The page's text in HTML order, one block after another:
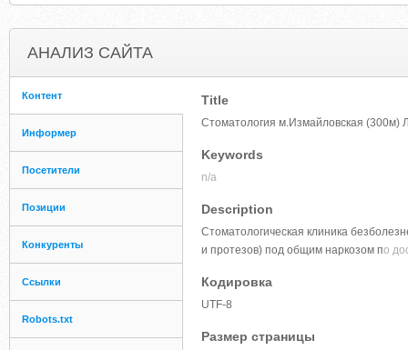
АНАЛИЗ САЙТА
Контент
Информер
Посетители
Позиции
Конкуренты
Ссылки
Robots.txt
Title
Стоматология м.Измайловская (300м)
Keywords
n/a
Description
Стоматологическая клиника
и протезов) под общим наркозом по
Кодировка
UTF-8
Размер страницы